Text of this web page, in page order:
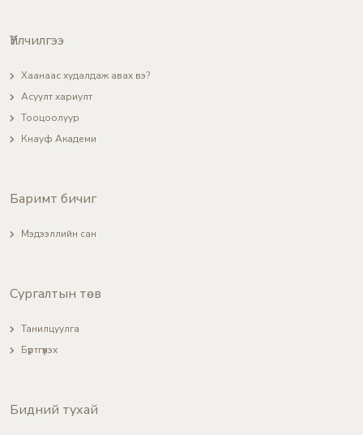
Үйлчилгээ
Хаанаас худалдаж авах вэ?
Асуулт хариулт
Тооцоолуур
Кнауф Академи
Баримт бичиг
Мэдээллийн сан
Сургалтын төв
Танилцуулга
Бүртгүүлэх
Бидний тухай